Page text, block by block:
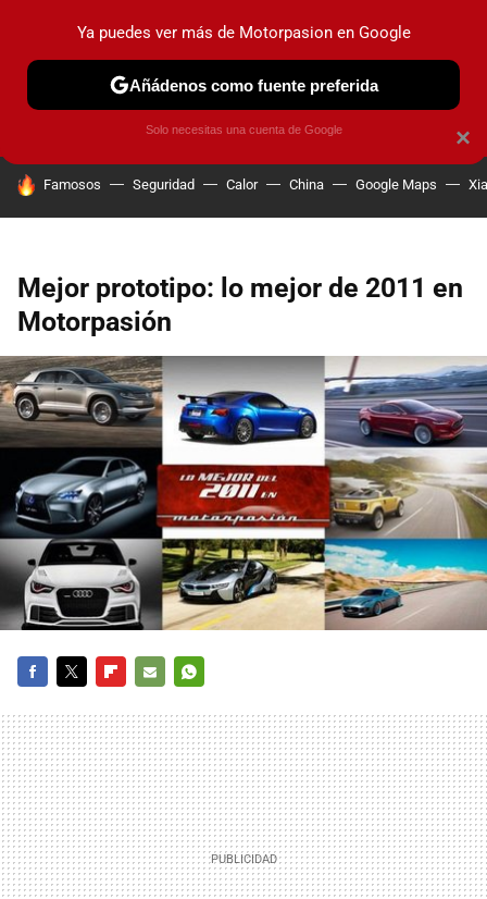
PRUEBAS COCHES ELÉCTRICOS OBSERVATORIO
HOY SE HABLA DE
Famosos Seguridad Calor China Google Maps
Mejor prototipo: lo mejor de 2011 en
Motorpasión
MAIL
×
Ya puedes ver más de Motorpasion en Google
Añádenos como fuente preferida
Solo necesitas una cuenta de Google